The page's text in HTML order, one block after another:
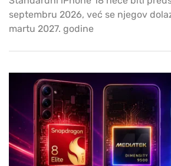
septembru 2026, već se njegov
martu 2027. godine